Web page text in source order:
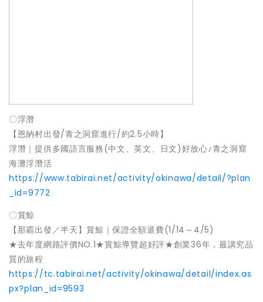
〇浮潛
【恩納村出發/青之洞窟進行/約2.5小時】
浮潛｜提供多國語言服務(中文、英文、日文)好放心♪青之洞窟
海灘浮潛活
https://www.tabirai.net/activity/okinawa/detail/?plan
_id=9772
〇賞鯨
【那霸出發／半天】賞鯨｜保證全額退費(1/14～4/5)
★去年度網路評價NO.1★賞鯨導覽超好評★創業36年，最講究品
質的旅程
https://tc.tabirai.net/activity/okinawa/detail/index.as
px?plan_id=9593